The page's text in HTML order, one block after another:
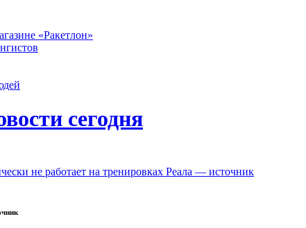
«Ракетлон»
сегодня
не работает на тренировках Реала — источник